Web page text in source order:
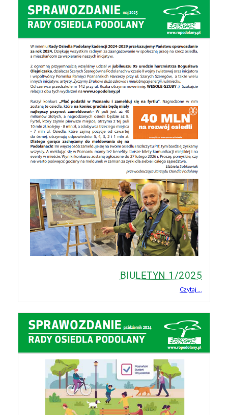
BIULETYN 1/2025
Czytaj ...